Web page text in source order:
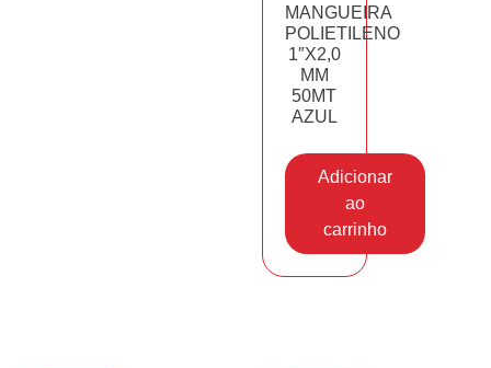
MANGUEIRA
POLIETILENO
1″X2,0
MM
50MT
AZUL
Adicionar
ao
carrinho